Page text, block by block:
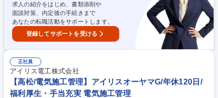
安心です！ 募集職種 転勤無【関東】未経験からでも月給35万円～/一生使
えるスキルが身につく！
求人の紹介をはじめ、書類添削や
面談対策、内定後の手続きまで
あなたの転職活動をサポートします。
登録してサポートを受ける
正社員
アイリス電工株式会社
【高松/電気施工管理】アイリスオーヤマG/年休120日/
福利厚生・手当充実 電気施工管理